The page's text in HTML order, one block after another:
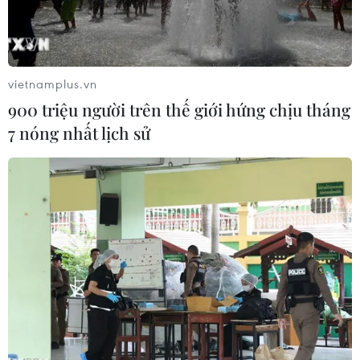
Thủ tướng Chính phủ Đoàn kết dân tộc Libya (GNA) Fayez al-
Sarraj. (Nguồn: AFP)
Ngày 11/1, Thủ tướng Chính phủ Đoàn kết dân
tộc Libya (GNA) Fayez al-Sarraj cho biết, điều
kiện tiên quyết để thực thi một lệnh ngừng bắn
tại quốc gia bị xung đột tàn phá này là sự rút lui
của quân đội miền Đông (LNA) khỏi thủ đô
Tripoli.
vietnamplus.vn
900 triệu người trên thế giới hứng chịu tháng
7 nóng nhất lịch sử